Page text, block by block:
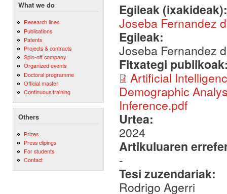
What we do
Research lines
Publications
Patents
Projects & contracts
Spin-off company
Organized events
Doctoral programme
Official master
Continuous training
Others
Prizes
Press clipings
For students
Contact
Egileak
Joseba Fernandez
Egileak:
Joseba Fernandez
Fitxategi
Artificial
Demographic
Inference.pdf
Urtea:
2024
Artikuluaren
-
Tesi zuzendariak:
Rodrigo Agerri